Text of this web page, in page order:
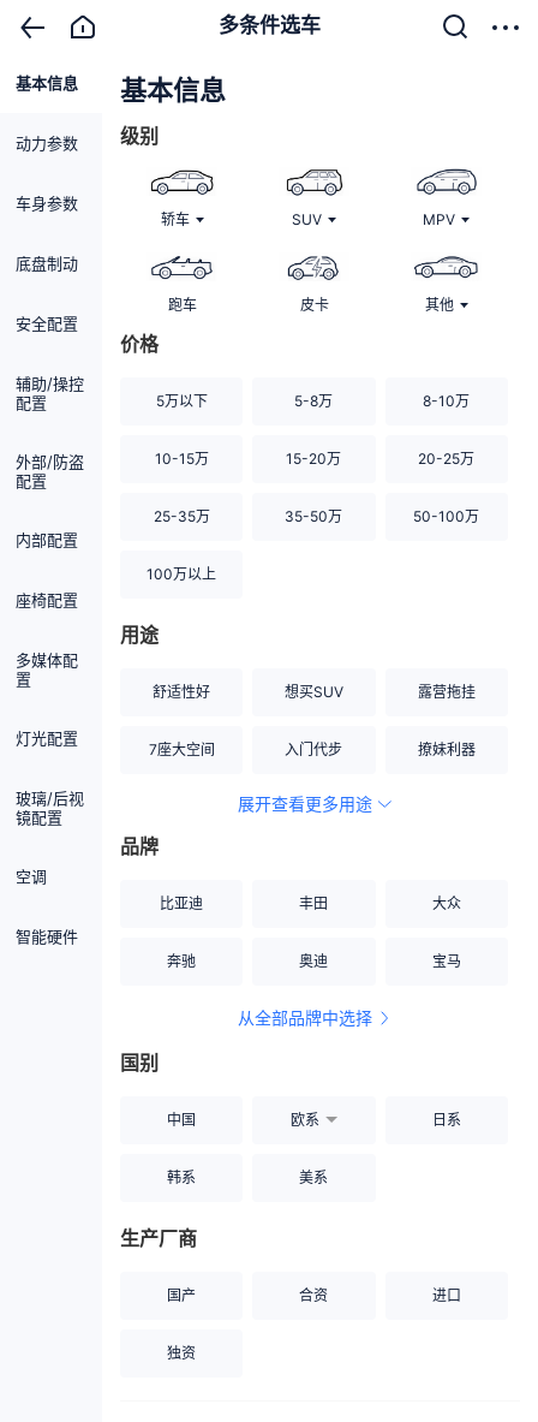
多条件选车
基本信息
动力参数
车身参数
底盘制动
安全配置
辅助/操控
配置
外部/防盗
配置
内部配置
座椅配置
多媒体配
置
灯光配置
玻璃/后视
镜配置
空调
智能硬件
基本信息
级别
轿车 SUV MPV
跑车 皮卡 其他
价格
5万以下 5-8万 8-10万
10-15万 15-20万 20-25万
25-35万 35-50万 50-100万
100万以上
用途
舒适性好 想买SUV 露营拖挂
7座大空间 入门代步 撩妹利器
空间宽敞
展开查看更多用途
品牌
比亚迪 丰田 大众
奔驰 奥迪 宝马
从全部品牌中选择
国别
中国 欧系 日系
韩系 美系
生产厂商
国产 合资 进口
独资